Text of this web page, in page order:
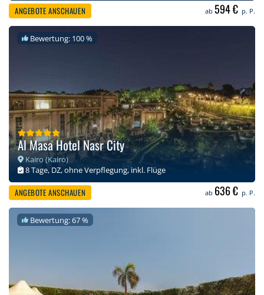
ANGEBOTE ANSCHAUEN ab 594 € p. P.
Bewertung: 100 %
Al Masa Hotel Nasr City
Kairo (Kairo)
8 Tage, DZ, ohne Verpflegung, inkl. Flüge
ANGEBOTE ANSCHAUEN ab 636 € p. P.
Bewertung: 67 %